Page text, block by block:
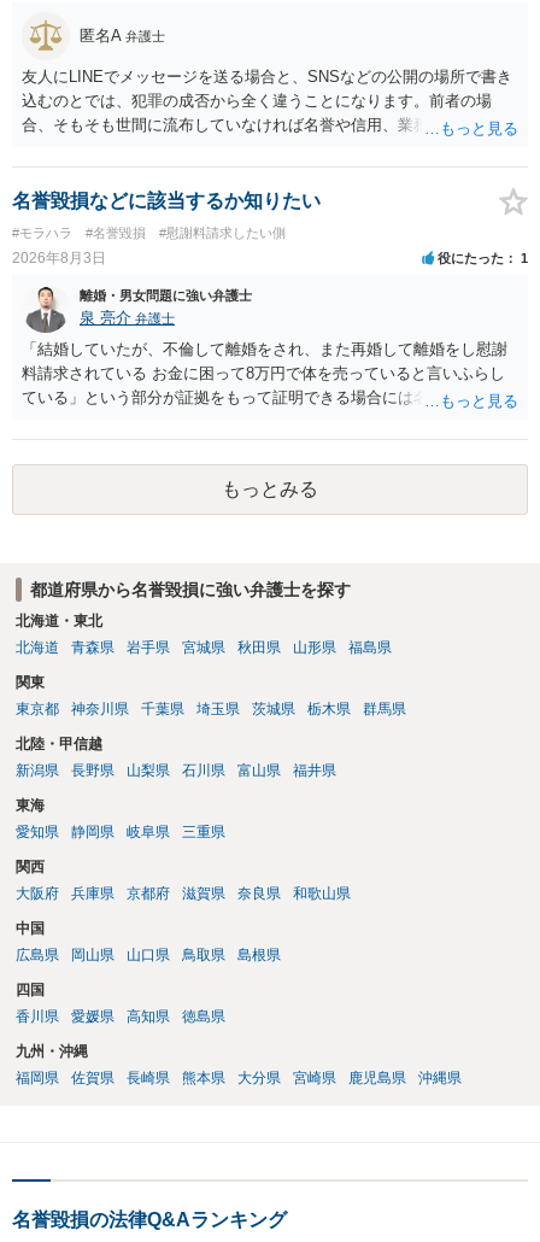
匿名A 弁護士
友人にLINEでメッセージを送る場合と、SNSなどの公開の場所で書き
込むのとでは、犯罪の成否から全く違うことになります。前者の場
合、そもそも世間に流布していなければ名誉や信用、業務にかかる犯
名誉毀損などに該当するか知りたい
#モラハラ #名誉毀損 #慰謝料請求したい側
2026年8月3日 役にたった 1
離婚・男女問題に強い弁護士
泉 亮介 弁護士
「結婚していたが、不倫して離婚をされ、また再婚して離婚をし慰謝
料請求されている お金に困って8万円で体を売っていると言いふらし
ている」という部分が証拠をもって証明できる場合には名誉権侵害や
ょう。 既に弁護士にご依頼されているとのことですので，依頼中の弁
護士と打ち合わせの末どのように対応するかを決められると良いでし
もっとみる
都道府県から名誉毀損に強い弁護士を探す
北海道・東北
北海道
青森県 岩手県 宮城県 秋田県 山形県 福島県
関東
東京都
神奈川県 千葉県 埼玉県 茨城県 栃木県 群馬県
北陸・甲信越
新潟県
長野県 山梨県 石川県 富山県 福井県
東海
愛知県
静岡県 岐阜県 三重県
関西
大阪府
兵庫県 京都府 滋賀県 奈良県 和歌山県
中国
広島県
岡山県 山口県 鳥取県 島根県
四国
香川県
愛媛県 高知県 徳島県
九州・沖縄
福岡県
佐賀県 長崎県 熊本県 大分県 宮崎県 鹿児島県 沖縄県
名誉毀損の法律Q&Aランキング